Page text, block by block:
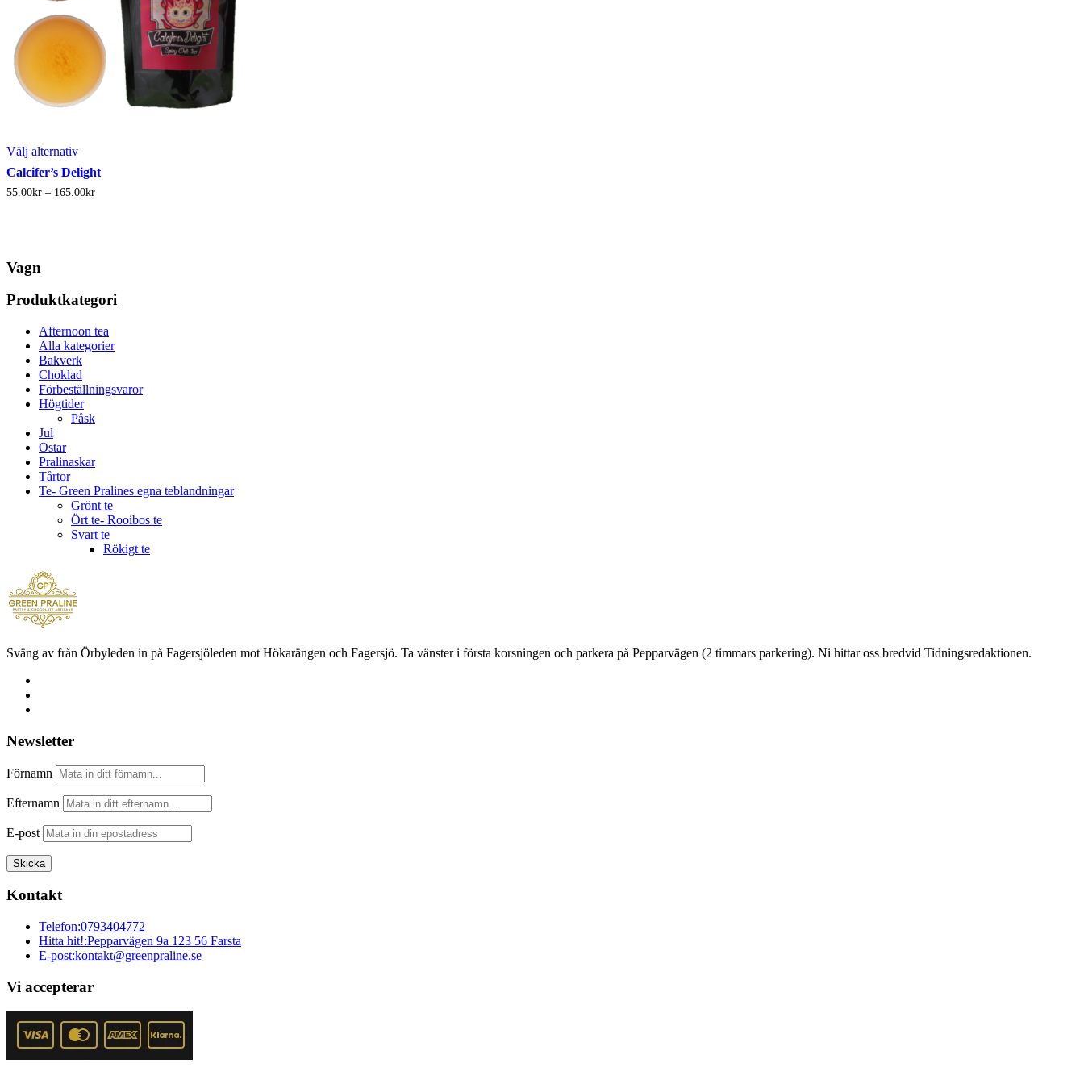
alternativen
kan
väljas
produktsidan
Välj alternativDen
här
produkten
har
väljas
produktsidan
Calcifer’s Delight
55.00kr – 165.00krPrisintervall:
Vagn
Produktkategori
Afternoon tea
Alla kategorier
Bakverk
Choklad
Förbeställningsvaror
Högtider
Påsk
Jul
Ostar
Pralinaskar
Tårtor
Te- Green Pralines egna teblandningar
Grönt te
Ört te- Rooibos te
Svart te
Rökigt te
Sväng av från Örbyleden in på Fagersjöleden mot Hökarängen och Fagersjö. Ta vänster i första korsningen och parkera på Pepparvägen (2 timmars parkering). Ni hittar oss bredvid Tidningsredaktionen.
Newsletter
Förnamn
Efternamn
E-post
Kontakt
Telefon:0793404772
Hitta hit!:Pepparvägen 9a 123 56 Farsta
E-post:kontakt@greenpraline.se
Vi accepterar